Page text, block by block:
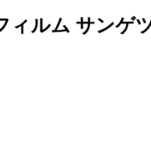
ィルム サンゲ